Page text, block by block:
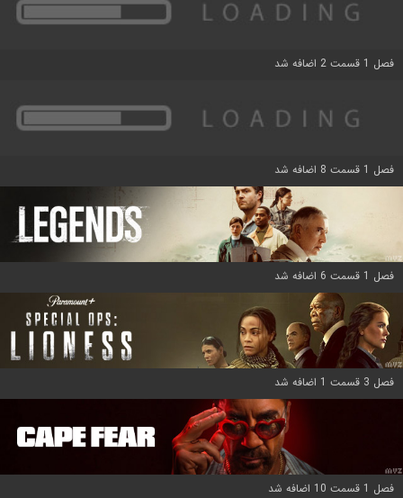
فصل 1 قسمت 2 اضافه شد
فصل 1 قسمت 8 اضافه شد
فصل 1 قسمت 6 اضافه شد
فصل 3 قسمت 1 اضافه شد
فصل 1 قسمت 10 اضافه شد